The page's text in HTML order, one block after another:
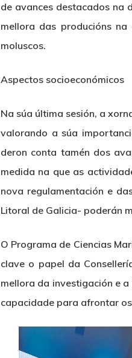
de avances destacados na
mellora das producións
moluscos.
Aspectos socioeconómicos
Na súa última sesión, a
valorando a súa
deron conta tamén dos
medida na que as
nova regulamentación e
Litoral de Galicia- poderán
O Programa de Ciencias
clave o papel da
mellora da investigación e
capacidade para afrontar